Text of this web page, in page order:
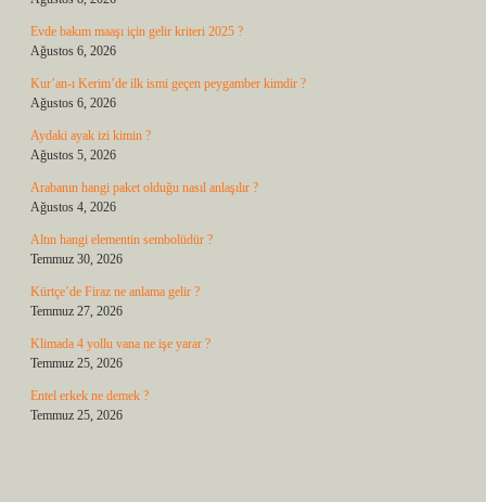
Evde bakım maaşı için gelir kriteri 2025 ?
Ağustos 6, 2026
Kur’an-ı Kerim’de ilk ismi geçen peygamber kimdir ?
Ağustos 6, 2026
Aydaki ayak izi kimin ?
Ağustos 5, 2026
Arabanın hangi paket olduğu nasıl anlaşılır ?
Ağustos 4, 2026
Altın hangi elementin sembolüdür ?
Temmuz 30, 2026
Kürtçe’de Firaz ne anlama gelir ?
Temmuz 27, 2026
Klimada 4 yollu vana ne işe yarar ?
Temmuz 25, 2026
Entel erkek ne demek ?
Temmuz 25, 2026